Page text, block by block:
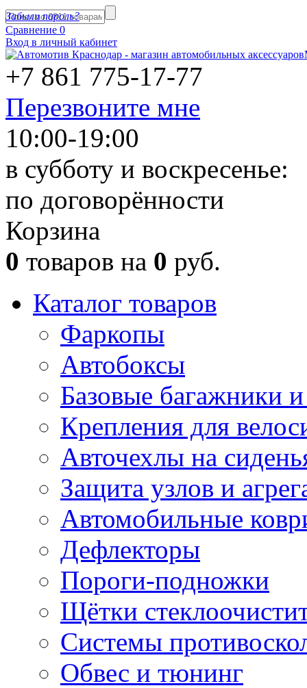
Сравнение 0
Вход в личный кабинет
+7 861 775-17-77
Перезвоните мне
10:00-19:00
в субботу и воскресенье:
по договорённости
Корзина
0 товаров на 0 руб.
Каталог товаров
Фаркопы
Автобоксы
Базовые багажники
Крепления для
Авточехлы на
Защита узлов и
Автомобильные
Дефлекторы
Пороги-подножки
Щётки
Системы
Обвес и тюнинг
Забыли пароль?